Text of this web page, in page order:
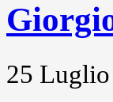
25 Luglio